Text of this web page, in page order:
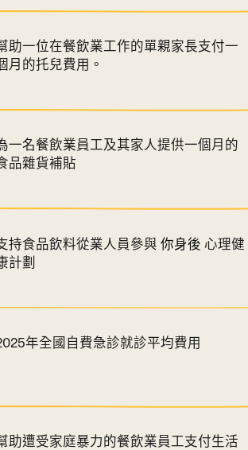
助一位在餐飲業工作的單親家長支付一
月的托兒費用。
一名餐飲業員工及其家人提供一個月的
品雜貨補貼
持食品飲料從業人員參與 你身後 心理健
計劃
年全國自費急診就診平均費用
助遭受家庭暴力的餐飲業員工支付生活